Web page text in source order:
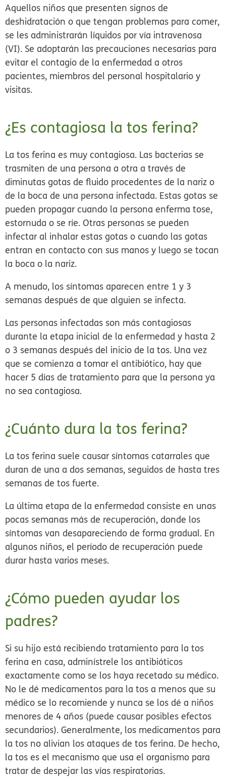
Aquellos niños que presenten signos de
deshidratación o que tengan problemas para comer,
se les administrarán líquidos por vía intravenosa
(VI). Se adoptarán las precauciones necesarias para
evitar el contagio de la enfermedad a otros
pacientes, miembros del personal hospitalario y
visitas.
¿Es contagiosa la tos ferina?
La tos ferina es muy contagiosa. Las bacterias se
trasmiten de una persona a otra a través de
diminutas gotas de fluido procedentes de la nariz o
de la boca de una persona infectada. Estas gotas se
pueden propagar cuando la persona enferma tose,
estornuda o se ríe. Otras personas se pueden
infectar al inhalar estas gotas o cuando las gotas
entran en contacto con sus manos y luego se tocan
la boca o la nariz.
A menudo, los síntomas aparecen entre 1 y 3
semanas después de que alguien se infecta.
Las personas infectadas son más contagiosas
durante la etapa inicial de la enfermedad y hasta 2
o 3 semanas después del inicio de la tos. Una vez
que se comienza a tomar el antibiótico, hay que
hacer 5 días de tratamiento para que la persona ya
no sea contagiosa.
¿Cuánto dura la tos ferina?
La tos ferina suele causar síntomas catarrales que
duran de una a dos semanas, seguidos de hasta tres
semanas de tos fuerte.
La última etapa de la enfermedad consiste en unas
pocas semanas más de recuperación, donde los
síntomas van desapareciendo de forma gradual. En
algunos niños, el período de recuperación puede
durar hasta varios meses.
¿Cómo pueden ayudar los
padres?
Si su hijo está recibiendo tratamiento para la tos
ferina en casa, adminístrele los antibióticos
exactamente como se los haya recetado su médico.
No le dé medicamentos para la tos a menos que su
médico se lo recomiende y nunca se los dé a niños
menores de 4 años (puede causar posibles efectos
secundarios). Generalmente, los medicamentos para
la tos no alivian los ataques de tos ferina. De hecho,
la tos es el mecanismo que usa el organismo para
tratar de despejar las vías respiratorias.